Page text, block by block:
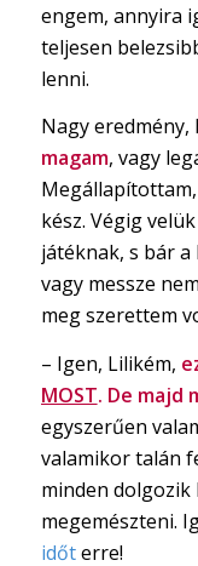
engem, annyira
teljesen
lenni.
Nagy eredmény,
magam, vagy
kész. Végig
játéknak, s bár
vagy messze
meg szerettem
– Igen, Lilikém,
MOST. De majd
egyszerűen
valamikor talán
minden dolgozik
megemészteni.
időterre!